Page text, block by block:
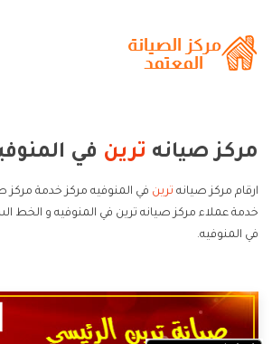
مركز صيانه ترين في
ارقام مركز صيانه ترين في المنوفيه مركز خدمة مركز
خدمة عملاء مركز صيانه ترين في المنوفيه و الخط
في المنوفيه.